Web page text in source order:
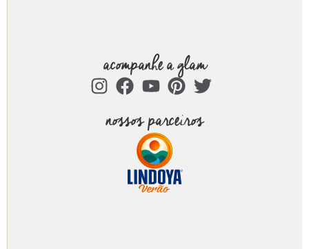
acompanhe a glam
nossos parceiros